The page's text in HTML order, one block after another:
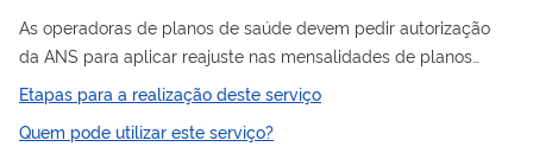
As operadoras de planos de saúde devem pedir autorização
da ANS para aplicar reajuste nas mensalidades de planos
individuais ou familiares de assistência médico-hospitalar. O
processo é feito pelo Sistema de Gestão Eletrônica de
Autorização de Reajuste – GEAR.
Etapas para a realização deste serviço
Quem pode utilizar este serviço?